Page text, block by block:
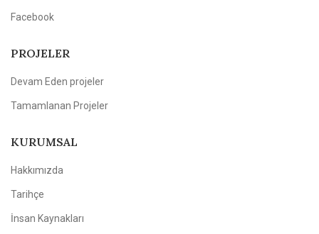
Facebook
PROJELER
Devam Eden projeler
Tamamlanan Projeler
KURUMSAL
Hakkımızda
Tarihçe
İnsan Kaynakları